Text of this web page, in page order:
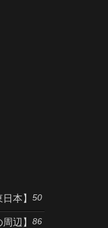
本】 50
辺】 86